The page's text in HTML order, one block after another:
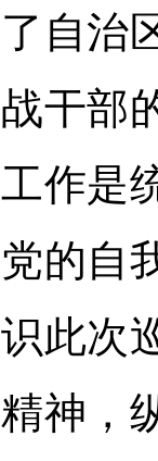
自治
干部
作是
的自
此次
神，